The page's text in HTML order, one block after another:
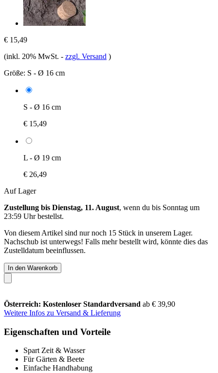
€ 15,49
(inkl. 20% MwSt. - zzgl. Versand )
Größe: S - Ø 16 cm
S - Ø 16 cm
€ 15,49
L - Ø 19 cm
€ 26,49
Auf Lager
Zustellung bis Dienstag, 11. August, wenn du bis Sonntag um
23:59 Uhrbestellst.
Von diesem Artikel sind nur noch 15 Stück in unserem Lager.
Nachschub ist unterwegs! Falls mehr bestellt wird, könnte dies das
Zustelldatum beeinflussen.
In den Warenkorb
Österreich: Kostenloser Standardversand ab € 39,90
Weitere Infos zu Versand & Lieferung
Eigenschaften und Vorteile
Spart Zeit & Wasser
Für Gärten & Beete
Einfache Handhabung